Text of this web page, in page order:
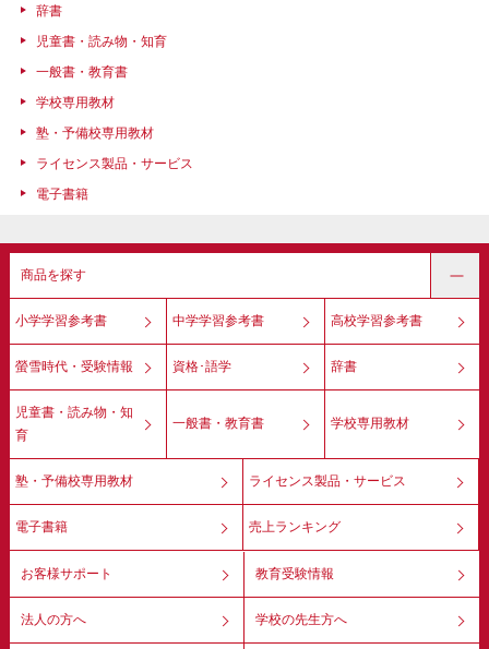
辞書
児童書・読み物・知育
一般書・教育書
学校専用教材
塾・予備校専用教材
ライセンス製品・サービス
電子書籍
商品を探す
小学学習参考書 中学学習参考書 高校学習参考書
螢雪時代・受験情報 資格･語学 辞書
児童書・読み物・知
育
一般書・教育書 学校専用教材
塾・予備校専用教材 ライセンス製品・サービス
電子書籍 売上ランキング
お客様サポート 教育受験情報
法人の方へ 学校の先生方へ